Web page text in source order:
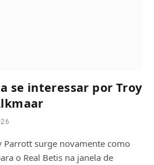
se interessar por Troy
Parrott surge novamente como
o Real Betis na janela de